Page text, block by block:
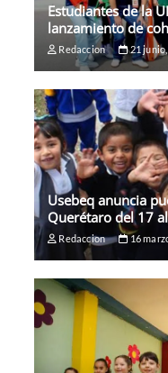
Estudiantes de la
lanzamiento de
Redaccion 21 junio,
Usebeq anuncia
Querétaro del 17
Redaccion 16